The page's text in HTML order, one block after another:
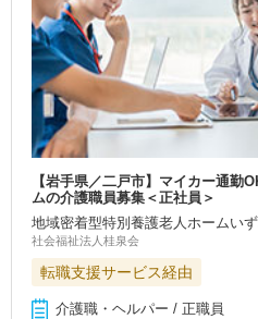
【岩手県／二戸市】マイカー通勤
ムの介護職員募集＜正社員＞
地域密着型特別養護老人ホームい
社会福祉法人桂泉会
転職支援サービス経由
介護職・ヘルパー / 正職員